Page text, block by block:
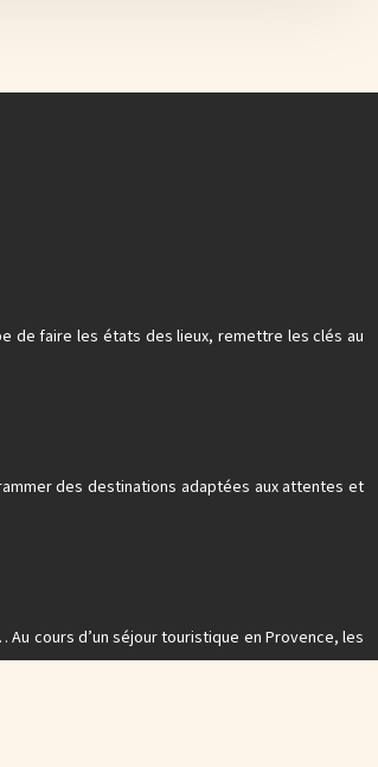
de faire les états des lieux, remettre les clés au
des destinations adaptées aux attentes et
Au cours d’un séjour touristique en Provence, les